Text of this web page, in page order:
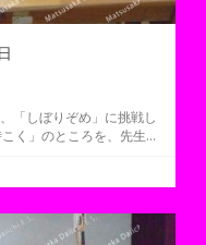
「しぼりぞめ」に挑戦し
く」のところを、先生...